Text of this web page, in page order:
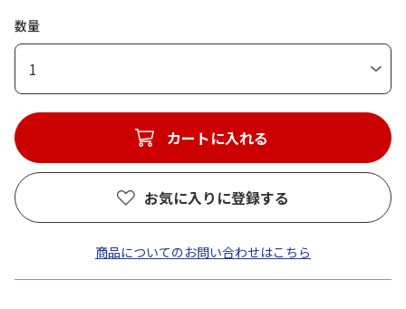
数量
1
カートに入れる
お気に入りに登録する
商品についてのお問い合わせはこちら